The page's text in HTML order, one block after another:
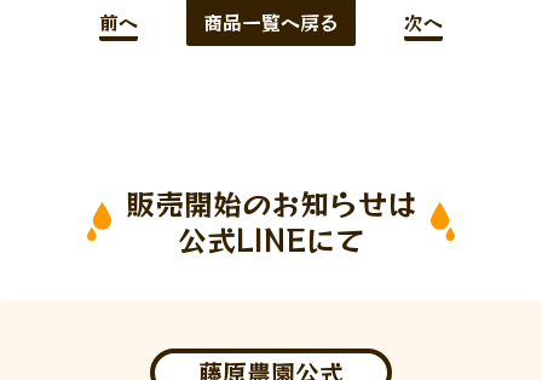
前へ 商品一覧へ戻る 次へ
販売開始のお知らせは
公式LINEにて
藤原農園公式